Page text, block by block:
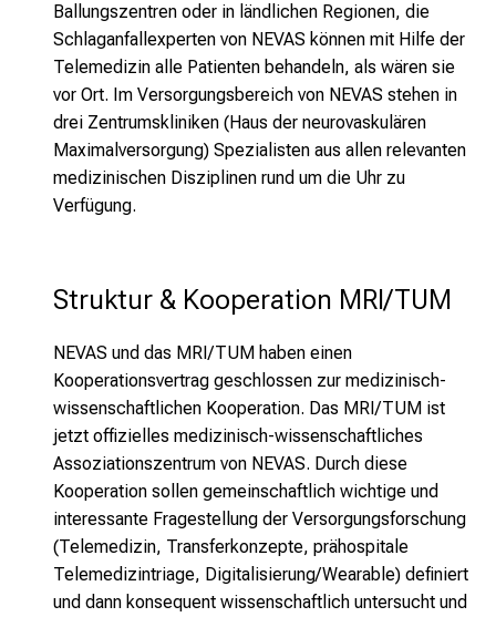
Ballungszentren oder in ländlichen Regionen, die
Schlaganfallexperten von NEVAS können mit Hilfe der
Telemedizin alle Patienten behandeln, als wären sie
vor Ort. Im Versorgungsbereich von NEVAS stehen in
drei Zentrumskliniken (Haus der neurovaskulären
Maximalversorgung) Spezialisten aus allen relevanten
medizinischen Disziplinen rund um die Uhr zu
Verfügung.
Struktur & Kooperation MRI/TUM
NEVAS und das MRI/TUM haben einen
Kooperationsvertrag geschlossen zur medizinisch-
wissenschaftlichen Kooperation. Das MRI/TUM ist
jetzt offizielles medizinisch-wissenschaftliches
Assoziationszentrum von NEVAS. Durch diese
Kooperation sollen gemeinschaftlich wichtige und
interessante Fragestellung der Versorgungsforschung
(Telemedizin, Transferkonzepte, prähospitale
Telemedizintriage, Digitalisierung/Wearable) definiert
und dann konsequent wissenschaftlich untersucht und